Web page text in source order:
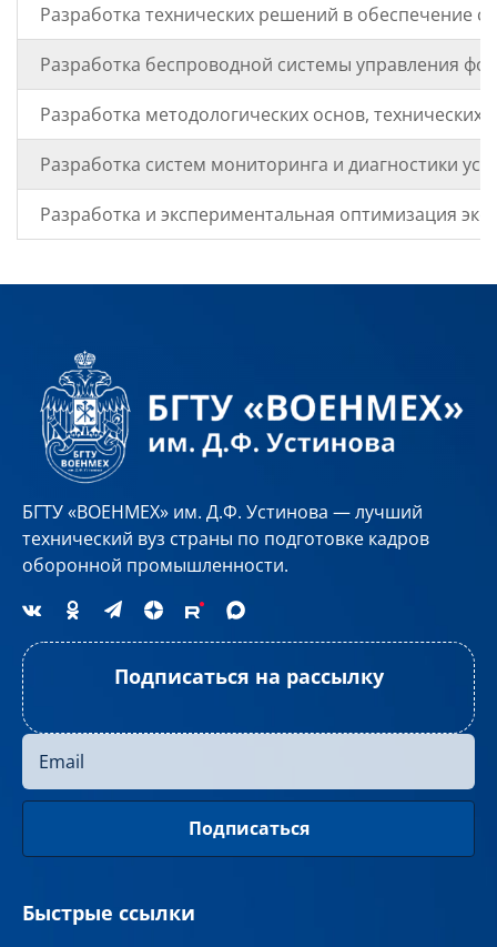
Разработка технических решений в обеспечение
Разработка беспроводной системы управления
Разработка методологических основ,
Разработка систем мониторинга и диагностики
Разработка и экспериментальная оптимизация
БГТУ «ВОЕНМЕХ» им. Д.Ф. Устинова — лучший
технический вуз страны по подготовке кадров
оборонной промышленности.
Подписаться на рассылку
Быстрые ссылки